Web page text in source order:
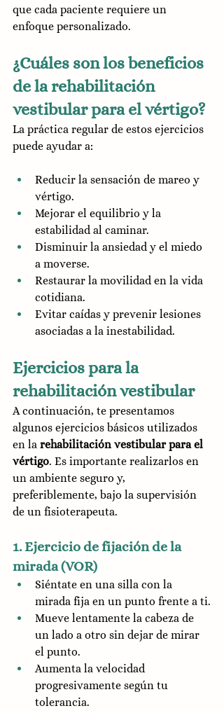
que cada paciente requiere un
enfoque personalizado.
¿Cuáles son los beneficios
de la rehabilitación
vestibular para el vértigo?
La práctica regular de estos ejercicios
puede ayudar a:
Reducir la sensación de mareo y
vértigo.
Mejorar el equilibrio y la
estabilidad al caminar.
Disminuir la ansiedad y el miedo
a moverse.
Restaurar la movilidad en la vida
cotidiana.
Evitar caídas y prevenir lesiones
asociadas a la inestabilidad.
Ejercicios para la
rehabilitación vestibular
A continuación, te presentamos
algunos ejercicios básicos utilizados
en la rehabilitación vestibular para el
vértigo. Es importante realizarlos en
un ambiente seguro y,
preferiblemente, bajo la supervisión
de un fisioterapeuta.
1. Ejercicio de fijación de la
mirada (VOR)
Siéntate en una silla con la
mirada fija en un punto frente a ti.
Mueve lentamente la cabeza de
un lado a otro sin dejar de mirar
el punto.
Aumenta la velocidad
progresivamente según tu
tolerancia.